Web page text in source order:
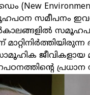
(New
സമീപനം
പ്രധാന